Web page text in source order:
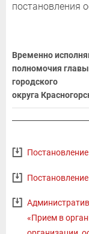
постановления
Временно
полномочия главы
городского
округа
Постановление
Постановление
«Прием в